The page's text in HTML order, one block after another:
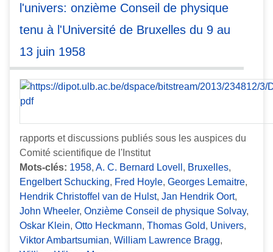
l'univers: onzième Conseil de physique
tenu à l'Université de Bruxelles du 9 au
13 juin 1958
rapports et discussions publiés sous les auspices du
Comité scientifique de l'Institut
Mots-clés: 1958, A. C. Bernard Lovell , Bruxelles,
Engelbert Schucking, Fred Hoyle, Georges Lemaitre,
Hendrik Christoffel van de Hulst, Jan Hendrik Oort,
John Wheeler, Onzième Conseil de physique Solvay,
Oskar Klein, Otto Heckmann, Thomas Gold, Univers,
Viktor Ambartsumian, William Lawrence Bragg,